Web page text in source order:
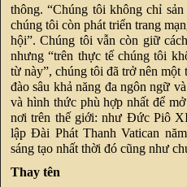
thông. “Chúng tôi không chỉ
chúng tôi còn phát triển trang
hội”. Chúng tôi vẫn còn giữ
nhưng “trên thực tế chúng tôi
từ này”, chúng tôi đã trở nên
đào sâu khả năng đa ngôn ngữ
và hình thức phù hợp nhất để
nơi trên thế giới: như Đức Piô
lập Đài Phát Thanh Vatican
sáng tạo nhất thời đó cũng như
Thay tên